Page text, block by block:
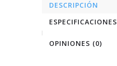
DESCRIPCIÓN
ESPECIFICACIONES
OPINIONES (0)